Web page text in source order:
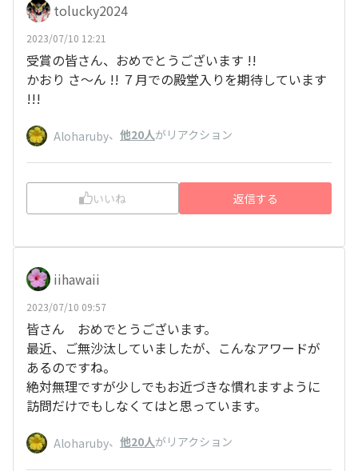
tolucky2024
2023/07/10 12:21
受賞の皆さん、おめでとうございます !!
かおり さ～ん !! ７月での殿堂入りを期待しています
!!!
Aloharuby、 他20人がリアクション
いいね 返信する
iihawaii
2023/07/10 09:57
皆さん おめでとうございます。
最近、ご無沙汰していましたが、こんなアワードが
あるのですね。
絶対無理ですが少しでもお近づきな慣れますように
訪問だけでもしなくてはと思っています。
Aloharuby、 他20人がリアクション